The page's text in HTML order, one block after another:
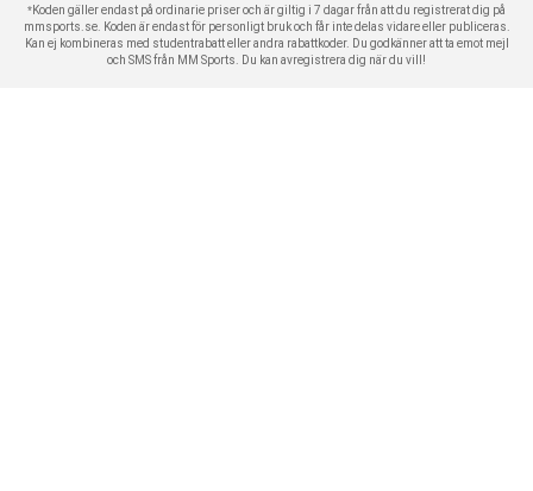
*Koden gäller endast på ordinarie priser och är giltig i 7 dagar från att du registrerat dig på
mmsports.se. Koden är endast för personligt bruk och får inte delas vidare eller publiceras.
Kan ej kombineras med studentrabatt eller andra rabattkoder. Du godkänner att ta emot mejl
och SMS från MM Sports. Du kan avregistrera dig när du vill!